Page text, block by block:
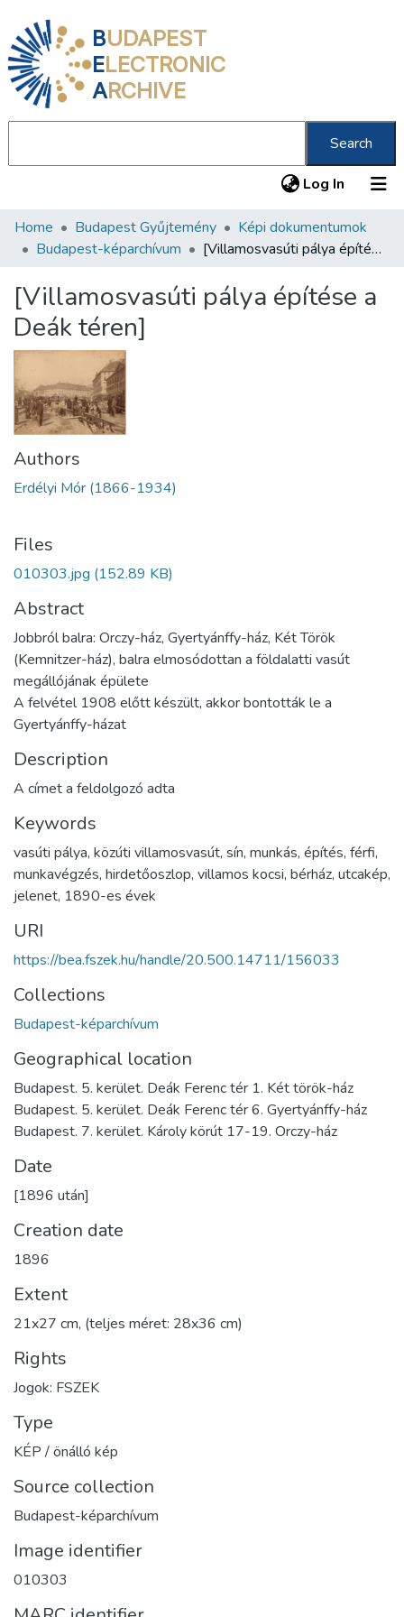
BUDAPEST
ELECTRONIC
ARCHIVE
Search
Log In (current)
Communities & Collections
Statistics
About us
Home Budapest Gyűjtemény
Képi dokumentumok
Budapest-képarchívum
[Villamosvasúti pálya építése a Deák téren]
[Villamosvasúti pálya építése a
Deák téren]
Authors
Erdélyi Mór (1866-1934)
Files
010303.jpg (152.89 KB)
Abstract
Jobbról balra: Orczy-ház, Gyertyánffy-ház, Két Török
(Kemnitzer-ház), balra elmosódottan a földalatti vasút
megállójának épülete
A felvétel 1908 előtt készült, akkor bontották le a
Gyertyánffy-házat
Description
A címet a feldolgozó adta
Keywords
vasúti pálya, közúti villamosvasút, sín, munkás, építés, férfi,
munkavégzés, hirdetőoszlop, villamos kocsi, bérház, utcakép,
jelenet, 1890-es évek
URI
https://bea.fszek.hu/handle/20.500.14711/156033
Collections
Budapest-képarchívum
Geographical location
Budapest. 5. kerület. Deák Ferenc tér 1. Két török-ház
Budapest. 5. kerület. Deák Ferenc tér 6. Gyertyánffy-ház
Budapest. 7. kerület. Károly körút 17-19. Orczy-ház
Date
[1896 után]
Creation date
1896
Extent
21x27 cm, (teljes méret: 28x36 cm)
Rights
Jogok: FSZEK
Type
KÉP / önálló kép
Source collection
Budapest-képarchívum
Image identifier
010303